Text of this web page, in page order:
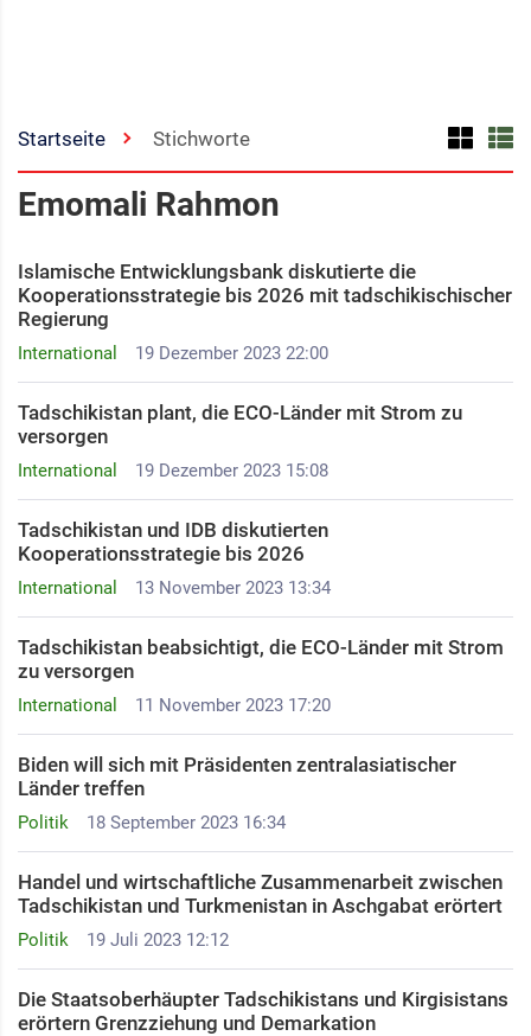
Startseite Stichworte
Emomali Rahmon
International 19 Dezember 2023 22:00
Islamische Entwicklungsbank diskutierte die
Kooperationsstrategie bis 2026 mit tadschikischischer
Regierung
International 19 Dezember 2023 15:08
Tadschikistan plant, die ECO-Länder mit Strom zu
versorgen
International 13 November 2023 13:34
Tadschikistan und IDB diskutierten
Kooperationsstrategie bis 2026
International 11 November 2023 17:20
Tadschikistan beabsichtigt, die ECO-Länder mit Strom
zu versorgen
Politik 18 September 2023 16:34
Biden will sich mit Präsidenten zentralasiatischer
Länder treffen
Politik 19 Juli 2023 12:12
Handel und wirtschaftliche Zusammenarbeit zwischen
Tadschikistan und Turkmenistan in Aschgabat erörtert
Die Staatsoberhäupter Tadschikistans und Kirgisistans
erörtern Grenzziehung und Demarkation